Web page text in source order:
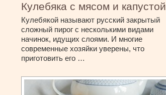
Кулебяка с мясом и капустой
Кулебякой называют русский закрытый
сложный пирог с несколькими видами
начинок, идущих слоями. И многие
современные хозяйки уверены, что
приготовить его …